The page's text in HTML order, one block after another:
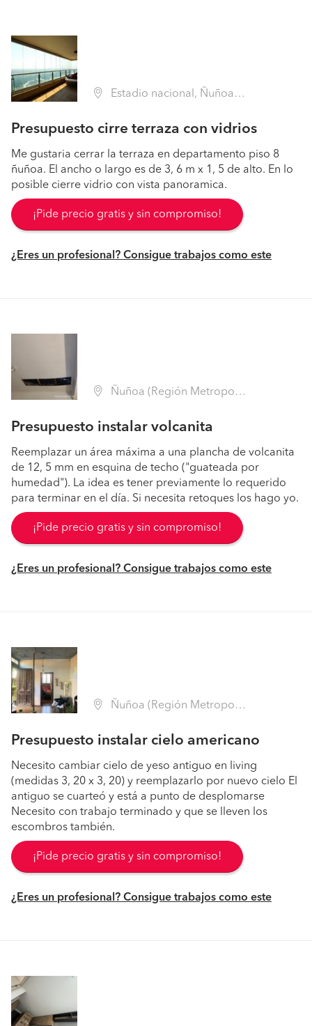
Estadio nacional, Ñuñoa (Región Metropolitana - Santiago)
Presupuesto cirre terraza con vidrios
Me gustaria cerrar la terraza en departamento piso 8
ñuñoa. El ancho o largo es de 3, 6 m x 1, 5 de alto. En lo
posible cierre vidrio con vista panoramica.
¡Pide precio gratis y sin compromiso!
¿Eres un profesional? Consigue trabajos como este
Ñuñoa (Región Metropolitana - Santiago)
Presupuesto instalar volcanita
Reemplazar un área máxima a una plancha de volcanita
de 12, 5 mm en esquina de techo ("guateada por
humedad"). La idea es tener previamente lo requerido
para terminar en el día. Si necesita retoques los hago yo.
¡Pide precio gratis y sin compromiso!
¿Eres un profesional? Consigue trabajos como este
Ñuñoa (Región Metropolitana - Santiago)
Presupuesto instalar cielo americano
Necesito cambiar cielo de yeso antiguo en living
(medidas 3, 20 x 3, 20) y reemplazarlo por nuevo cielo El
antiguo se cuarteó y está a punto de desplomarse
Necesito con trabajo terminado y que se lleven los
escombros también.
¡Pide precio gratis y sin compromiso!
¿Eres un profesional? Consigue trabajos como este